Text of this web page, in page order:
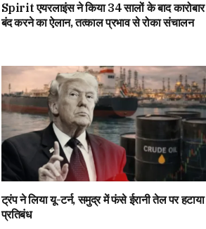
Spirit एयरलाइंस ने किया 34 सालों के बाद कारोबार
बंद करने का ऐलान, तत्काल प्रभाव से रोका संचालन
ट्रंप ने लिया यू-टर्न, समुद्र में फंसे ईरानी तेल पर हटाया
प्रतिबंध